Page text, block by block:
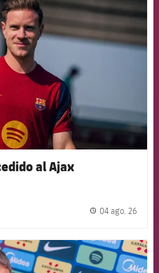
al Ajax
04 ago. 26
FCB Barcelona badge